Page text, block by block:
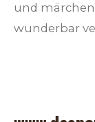
und
wunderbar